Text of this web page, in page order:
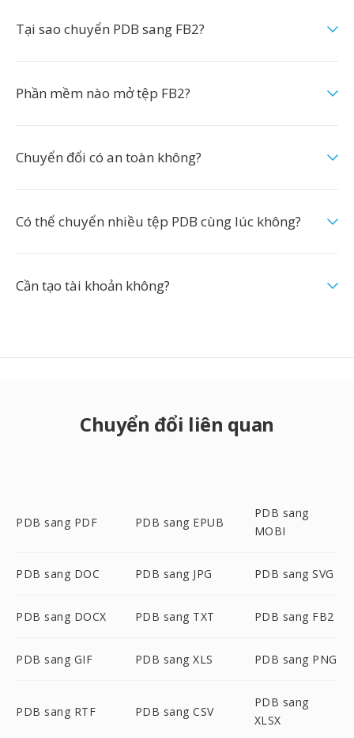
Tại sao chuyển PDB sang FB2?
Phần mềm nào mở tệp FB2?
Chuyển đổi có an toàn không?
Có thể chuyển nhiều tệp PDB cùng lúc không?
Cần tạo tài khoản không?
Chuyển đổi liên quan
PDB sang PDF PDB sang EPUB
PDB sang
MOBI
PDB sang DOC PDB sang JPG PDB sang SVG
PDB sang DOCX PDB sang TXT PDB sang FB2
PDB sang GIF PDB sang XLS PDB sang PNG
PDB sang RTF PDB sang CSV
PDB sang
XLSX